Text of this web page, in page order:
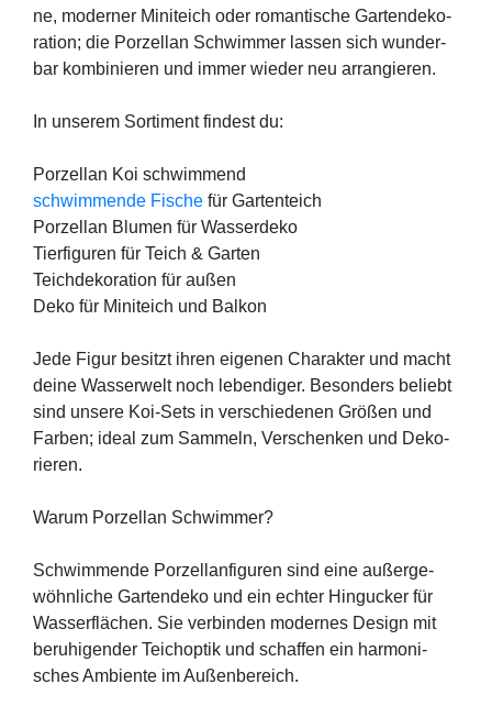
ne, moder­ner Mini­teich oder roman­ti­sche Gar­ten­de­ko­
ra­ti­on; die Por­zel­lan Schwim­mer las­sen sich wun­der­
bar kom­bi­nie­ren und immer wie­der neu arran­gie­ren.
In unse­rem Sor­ti­ment fin­dest du:
Por­zel­lan Koi schwim­mend
schwim­men­de Fische für Gar­ten­teich
Por­zel­lan Blu­men für Was­ser­de­ko
Tier­fi­gu­ren für Teich & Gar­ten
Teich­de­ko­ra­ti­on für außen
Deko für Mini­teich und Bal­kon
Jede Figur besitzt ihren eige­nen Cha­rak­ter und macht
dei­ne Was­ser­welt noch leben­di­ger. Beson­ders beliebt
sind unse­re Koi-Sets in ver­schie­de­nen Grö­ßen und
Far­ben; ide­al zum Sam­meln, Ver­schen­ken und Deko­
rie­ren.
War­um Por­zel­lan Schwim­mer?
Schwim­men­de Por­zel­lan­fi­gu­ren sind eine außer­ge­
wöhn­li­che Gar­ten­de­ko und ein ech­ter Hin­gu­cker für
Was­ser­flä­chen. Sie ver­bin­den moder­nes Design mit
beru­hi­gen­der Teichop­tik und schaf­fen ein har­mo­ni­
sches Ambi­en­te im Außen­be­reich.